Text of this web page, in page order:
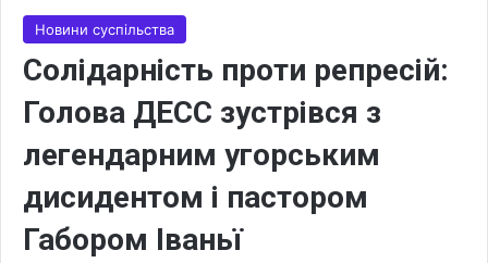
Новини суспільства
Солідарність проти репресій:
Голова ДЕСС зустрівся з
легендарним угорським
дисидентом і пастором
Габором Іваньї